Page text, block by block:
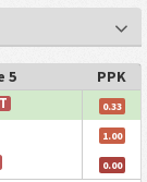
5 PPK
T 0.33
1.00
0.00